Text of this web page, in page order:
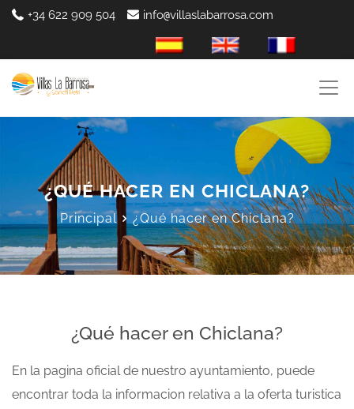
+34 622 909 504 info@villaslabarrosa.com
es-ES
¿QUÉ HACER EN CHICLANA?
Principal ¿Qué hacer en Chiclana?
¿Qué hacer en Chiclana?
En la pagina oficial de nuestro ayuntamiento, puede
encontrar toda la informacion relativa a la oferta turistica